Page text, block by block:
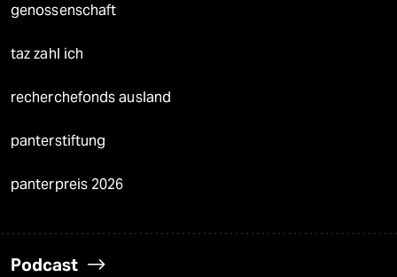
genossenschaft
taz zahl ich
recherchefonds ausland
panterstiftung
panterpreis 2026
Podcast